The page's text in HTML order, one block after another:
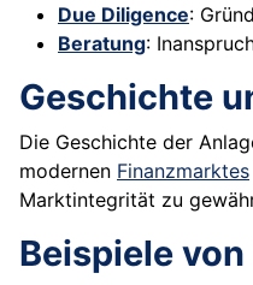
Due Diligence:
Beratung:
Geschichte
Die Geschichte der
modernen Finanzmarktes
Marktintegrität zu
Beispiele